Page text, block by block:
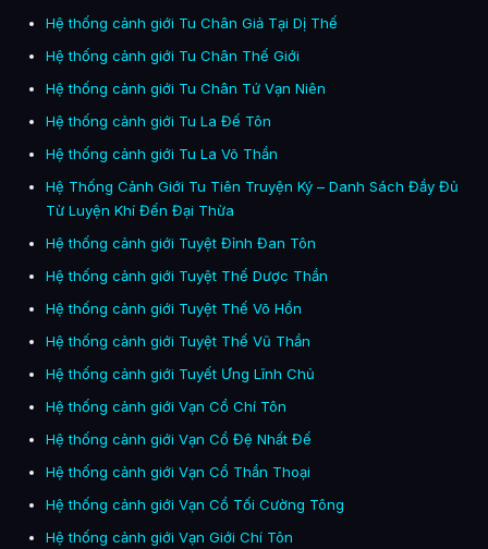
Hệ thống cảnh giới Tu Chân Giả Tại Dị Thế
Hệ thống cảnh giới Tu Chân Thế Giới
Hệ thống cảnh giới Tu Chân Tứ Vạn Niên
Hệ thống cảnh giới Tu La Đế Tôn
Hệ thống cảnh giới Tu La Võ Thần
Hệ Thống Cảnh Giới Tu Tiên Truyện Ký – Danh Sách Đầy Đủ
Từ Luyện Khí Đến Đại Thừa
Hệ thống cảnh giới Tuyệt Đỉnh Đan Tôn
Hệ thống cảnh giới Tuyệt Thế Dược Thần
Hệ thống cảnh giới Tuyệt Thế Võ Hồn
Hệ thống cảnh giới Tuyệt Thế Vũ Thần
Hệ thống cảnh giới Tuyết Ưng Lĩnh Chủ
Hệ thống cảnh giới Vạn Cổ Chí Tôn
Hệ thống cảnh giới Vạn Cổ Đệ Nhất Đế
Hệ thống cảnh giới Vạn Cổ Thần Thoại
Hệ thống cảnh giới Vạn Cổ Tối Cường Tông
Hệ thống cảnh giới Vạn Giới Chí Tôn